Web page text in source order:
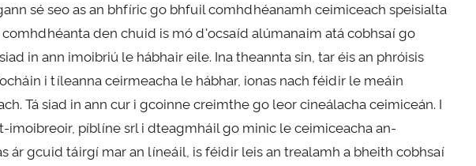
sé seo as an bhfíric go bhfuil comhdhéanamh ceimiceach speisialta
den chuid is mó d'ocsaíd alúmanaim atá cobhsaí go
in ann imoibriú le hábhair eile. Ina theannta sin, tar éis an phróisis
i tíleanna ceirmeacha le hábhar, ionas nach féidir le meáin
Tá siad in ann cur i gcoinne creimthe go leor cineálacha ceimiceán. I
píblíne srl i dteagmháil go minic le ceimiceacha an-
ár gcuid táirgí mar an líneáil, is féidir leis an trealamh a bheith cobhsaí